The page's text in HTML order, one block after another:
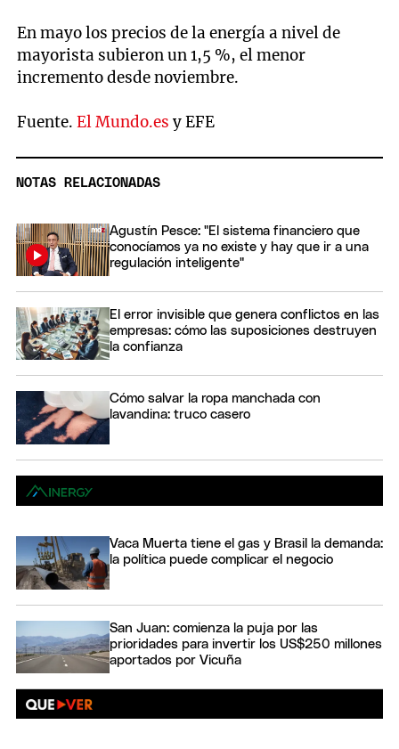
En mayo los precios de la energía a nivel de
mayorista subieron un 1,5 %, el menor
incremento desde noviembre.
Fuente.El Mundo.es y EFE
NOTAS RELACIONADAS
Agustín Pesce: "El sistema financiero que
conocíamos ya no existe y hay que ir a una
regulación inteligente"
El error invisible que genera conflictos en las
empresas: cómo las suposiciones destruyen
la confianza
Cómo salvar la ropa manchada con
lavandina: truco casero
Vaca Muerta tiene el gas y Brasil la demanda:
la política puede complicar el negocio
San Juan: comienza la puja por las
prioridades para invertir los US$250 millones
aportados por Vicuña